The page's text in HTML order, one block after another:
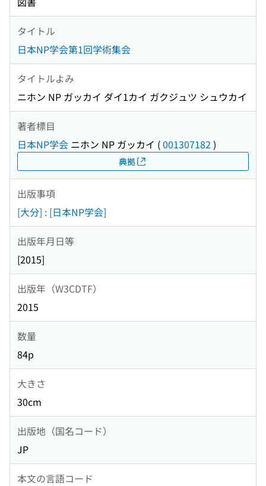
タイトル
日本NP学会第1回学術集会
タイトルよみ
ニホン NP ガッカイ ダイ1カイ ガクジュツ シュウカイ
著者標目
日本NP学会 ニホン NP ガッカイ (001307182 )
典拠
出版事項
[大分] : [日本NP学会]
出版年月日等
[2015]
出版年（W3CDTF）
2015
数量
84p
大きさ
30cm
出版地（国名コード）
JP
本文の言語コード